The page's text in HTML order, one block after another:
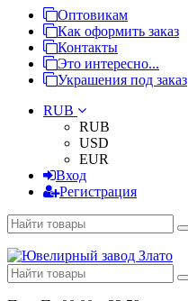
Оптовикам
Как оформить заказ
Контакты
Это интересно...
Украшения под заказ
RUB
RUB
USD
EUR
Вход
Регистрация